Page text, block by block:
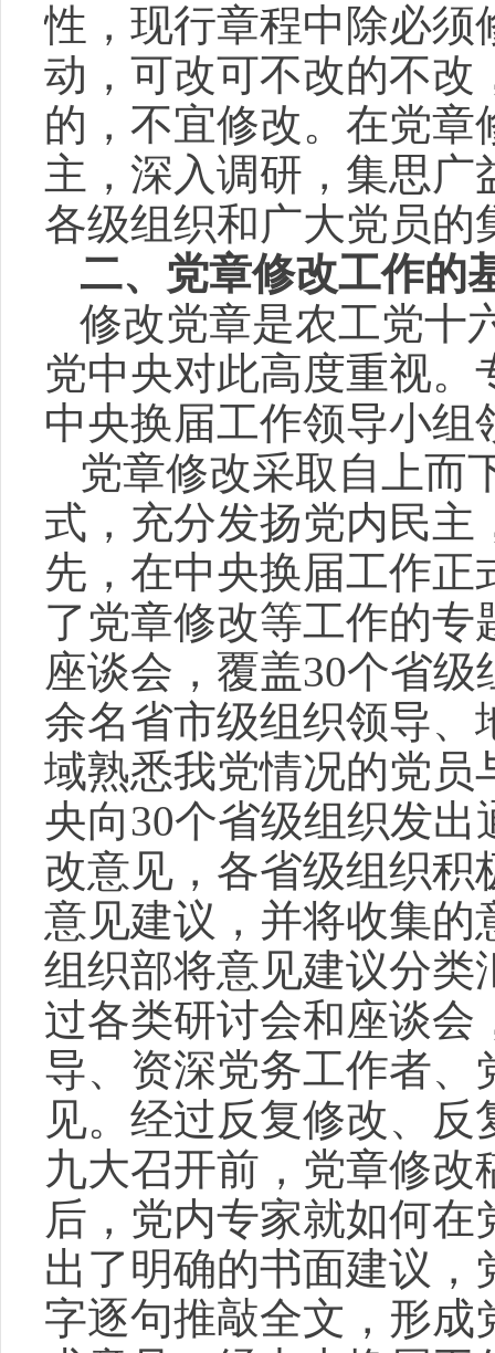
性，现行章程中除必须
动，可改可不改的不改
的，不宜修改。在党
主，深入调研，集思
各级组织和广大党员的
二、党章修改工作的
修改党章是农工党十
党中央对此高度重视
中央换届工作领导小组
党章修改采取自上而
式，充分发扬党内民主
先，在中央换届工作
了党章修改等工作的
座谈会，覆盖30个省级
余名省市级组织领导、
域熟悉我党情况的党员
央向30个省级组织发出
改意见，各省级组织积
意见建议，并将收集的
组织部将意见建议分类
过各类研讨会和座谈会
导、资深党务工作者、
见。经过反复修改、
九大召开前，党章修
后，党内专家就如何
出了明确的书面建议
字逐句推敲全文，形成